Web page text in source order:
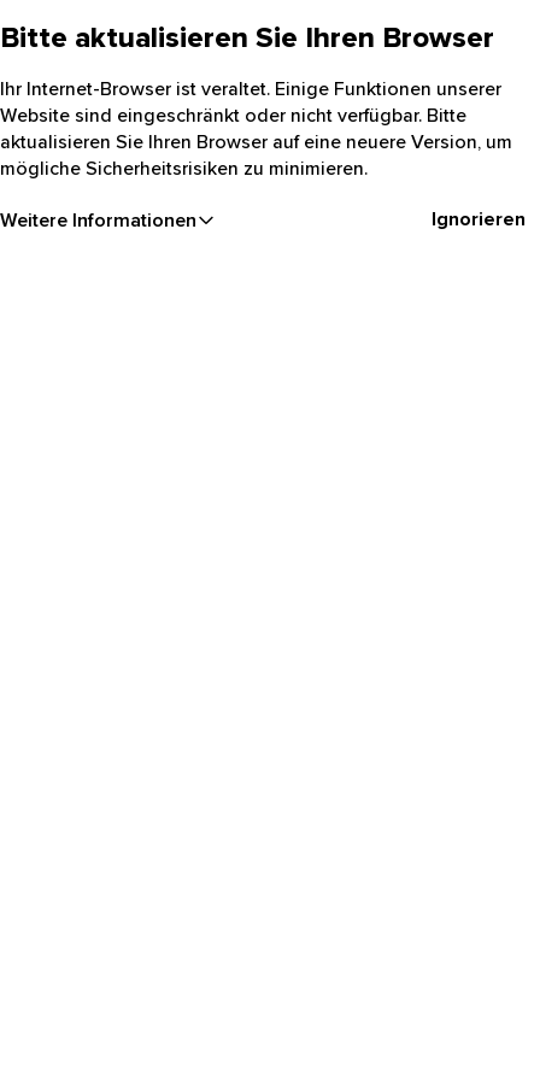
Bitte aktualisieren Sie Ihren Browser
Ihr Internet-Browser ist veraltet. Einige Funktionen unserer
Website sind eingeschränkt oder nicht verfügbar. Bitte
aktualisieren Sie Ihren Browser auf eine neuere Version, um
mögliche Sicherheitsrisiken zu minimieren.
Weitere Informationen Ignorieren